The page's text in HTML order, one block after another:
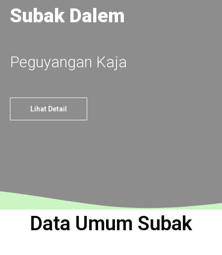
Subak Dalem
Peguyangan Kaja
Lihat Detail
Data Umum Subak